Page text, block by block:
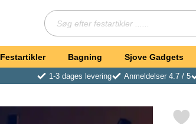
Søg
Festartikler Bagning Sjove Gadgets
1-3 dages levering Anmeldelser 4.7 / 5
Markér papir Sugerør med